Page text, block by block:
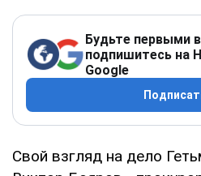
Будьте первыми
подпишитесь на
Google
Свой взгляд на дело